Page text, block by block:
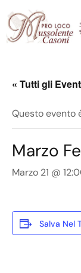
« Tutti gli
Questo evento
Marzo
Marzo 21 @
Salva Nel